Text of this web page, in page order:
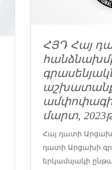
ՀՅԴ Հայ
մարտ,
Հայ դատի
դատի Արցախի
երկամսյակի